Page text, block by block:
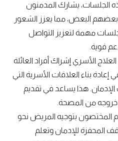
الجلسات، يشارك المدمنون
البعض، مما يعزز الشعور
مهمة لتعزيز التواصل
قوية.
الأسري إشراك أفراد العائلة
بناء العلاقات الأسرية التي
هذا يساعد في تقديم
من المصحة.
المختصون بتوجيه المريض نحو
المحفزة للإدمان وتعلم